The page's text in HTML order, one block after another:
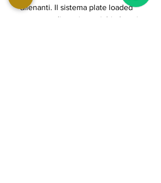
allenanti. Il sistema plate loaded
consente di gestire carichi elevati